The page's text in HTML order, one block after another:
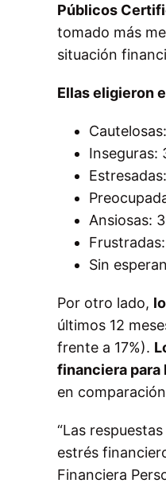
Públicos
tomado más
situación
Ellas eligieron
Inseguras:
Ansiosas:
Sin
Por otro lado,
últimos 12
frente a 17%).
financiera para
en
“Las
estrés
Financiera